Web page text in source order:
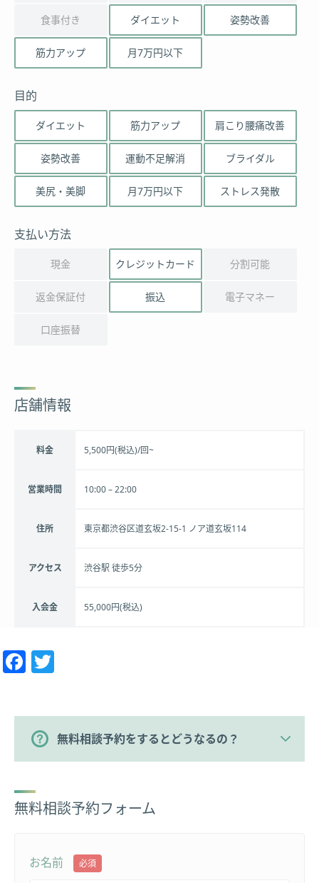
食事付き ダイエット 姿勢改善
筋力アップ 月7万円以下
目的
ダイエット 筋力アップ 肩こり腰痛改善
姿勢改善 運動不足解消 ブライダル
美尻・美脚 月7万円以下 ストレス発散
支払い方法
現金 クレジットカード 分割可能
返金保証付 振込 電子マネー
口座振替
店舗情報
料金 5,500円(税込)/回~
営業時間 10:00 – 22:00
住所 東京都渋谷区道玄坂2-15-1 ノア道玄坂114
アクセス 渋谷駅 徒歩5分
入会金 55,000円(税込)
Facebook
無料相談予約をするとどうなるの？
無料相談予約フォーム
お名前 必須